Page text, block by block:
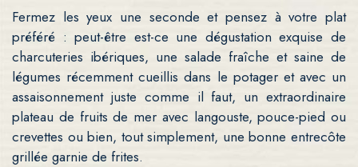
Fermez les yeux une seconde et pensez à votre plat
préféré : peut-être est-ce une dégustation exquise de
charcuteries ibériques, une salade fraîche et saine de
légumes récemment cueillis dans le potager et avec un
assaisonnement juste comme il faut, un extraordinaire
plateau de fruits de mer avec langouste, pouce-pied ou
crevettes ou bien, tout simplement, une bonne entrecôte
grillée garnie de frites.